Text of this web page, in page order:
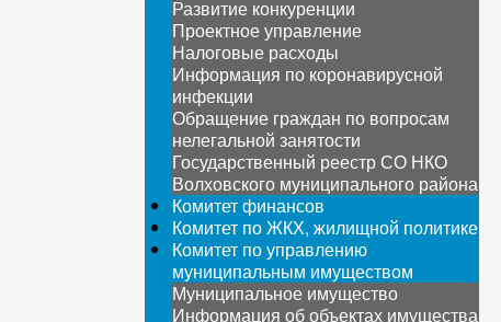
Развитие конкуренции
Проектное управление
Налоговые расходы
Информация по коронавирусной
инфекции
Обращение граждан по вопросам
нелегальной занятости
Государственный реестр СО НКО
Волховского муниципального района
Комитет финансов
Комитет по ЖКХ, жилищной политике
Комитет по управлению
муниципальным имуществом
Муниципальное имущество
Информация об объектах имущества